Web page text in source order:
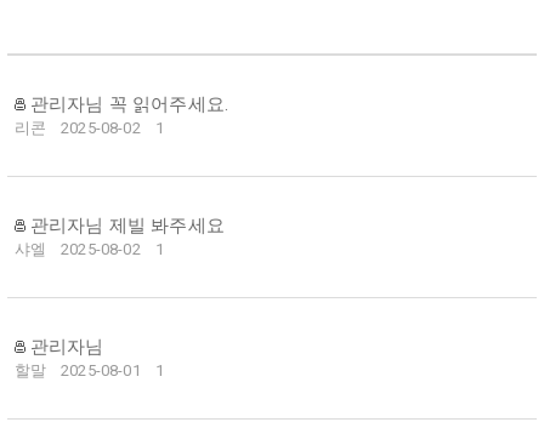
관리자님 꼭 읽어주세요.
리콘 2025-08-02 1
관리자님 제빌 봐주세요
샤엘 2025-08-02 1
관리자님
할말 2025-08-01 1